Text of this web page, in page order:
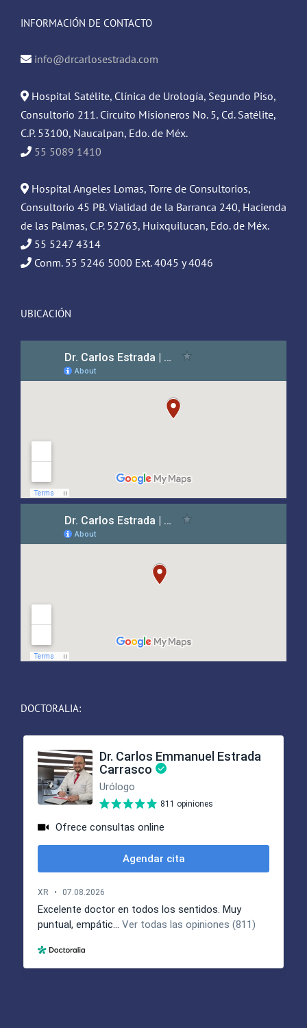
INFORMACIÓN DE CONTACTO
info@drcarlosestrada.com
Hospital Satélite, Clínica de Urología, Segundo Piso,
Consultorio 211. Circuito Misioneros No. 5, Cd. Satélite,
C.P. 53100, Naucalpan, Edo. de Méx.
55 5089 1410
Hospital Angeles Lomas, Torre de Consultorios,
Consultorio 45 PB. Vialidad de la Barranca 240, Hacienda
de las Palmas, C.P. 52763, Huixquilucan, Edo. de Méx.
55 5247 4314
Conm. 55 5246 5000 Ext. 4045 y 4046
UBICACIÓN
DOCTORALIA: